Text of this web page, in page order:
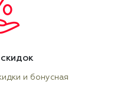
СКИДОК
и бонусная